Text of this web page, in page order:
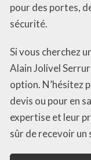
pour des portes,
sécurité.
Si vous cherchez
Alain Jolivel
option. N’hésitez
devis ou pour en
expertise et leur
sûr de recevoir un